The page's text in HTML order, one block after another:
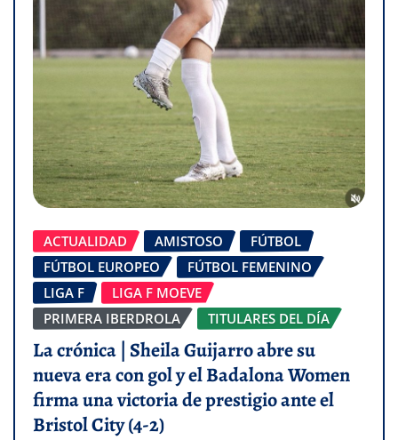
ACTUALIDAD AMISTOSO
FÚTBOL
FÚTBOL EUROPEO
FÚTBOL FEMENINO
LIGA F
LIGA F MOEVE
PRIMERA IBERDROLA
TITULARES DEL DÍA
La crónica | Sheila Guijarro abre su
nueva era con gol y el Badalona Women
firma una victoria de prestigio ante el
Bristol City (4-2)